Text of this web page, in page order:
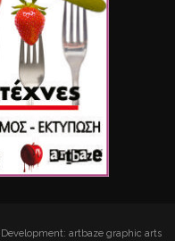
artbaze graphic arts